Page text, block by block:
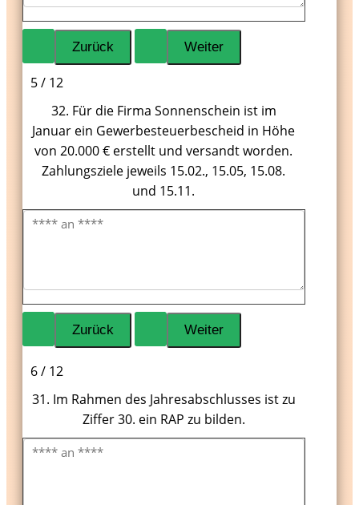
5 / 12
32. Für die Firma Sonnenschein ist im
Januar ein Gewerbesteuerbescheid in Höhe
von 20.000 € erstellt und versandt worden.
Zahlungsziele jeweils 15.02., 15.05, 15.08.
und 15.11.
6 / 12
31. Im Rahmen des Jahresabschlusses ist zu
Ziffer 30. ein RAP zu bilden.